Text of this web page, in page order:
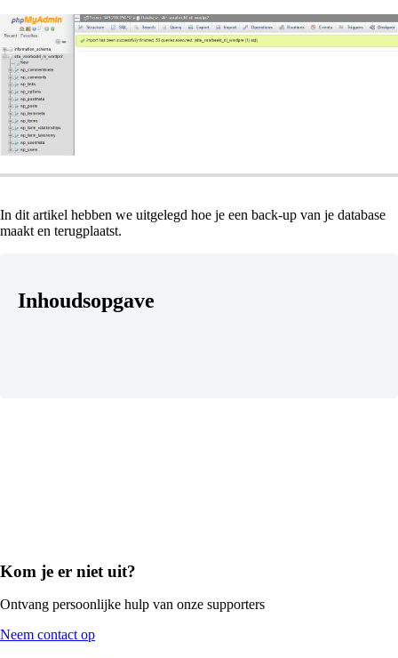
In dit artikel hebben we uitgelegd hoe je een back-up van je database
maakt en terugplaatst.
Inhoudsopgave
Kom je er niet uit?
Ontvang persoonlijke hulp van onze supporters
Neem contact op